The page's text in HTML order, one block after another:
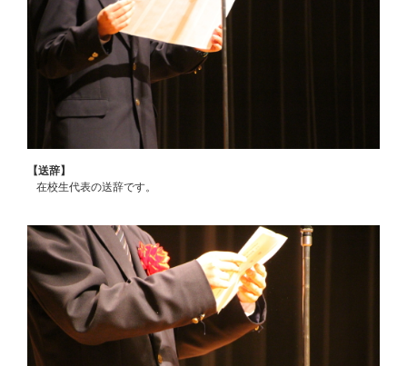
【送辞】
在校生代表の送辞です。